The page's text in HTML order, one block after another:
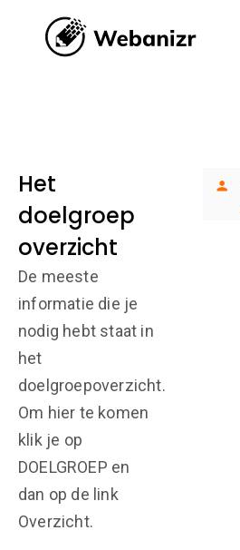
Het
doelgroep
overzicht
De meeste
informatie die je
nodig hebt staat in
het
doelgroepoverzicht.
Om hier te komen
klik je op
DOELGROEP en
dan op de link
Overzicht.